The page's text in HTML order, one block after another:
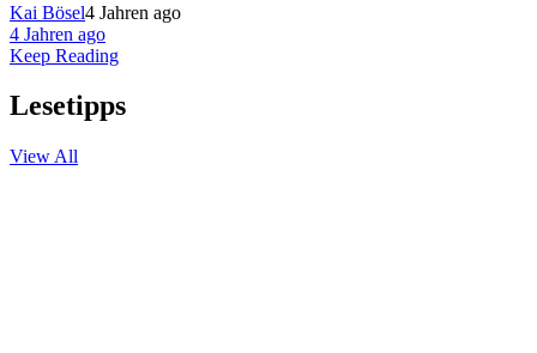
Kai Bösel4 Jahren ago
4 Jahren ago
Keep Reading
Lesetipps
View All